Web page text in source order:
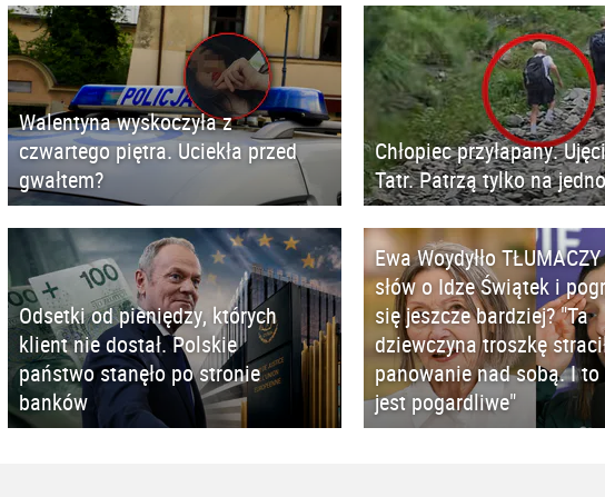
Walentyna wyskoczyła z
czwartego piętra. Uciekła przed
gwałtem?
Chłopiec przyłapany.
Tatr. Patrzą tylko na jedno
Odsetki od pieniędzy, których
klient nie dostał. Polskie
państwo stanęło po stronie
banków
Ewa Woydyłło
słów o Idze Świątek i
się jeszcze bardziej? "Ta
dziewczyna troszkę
panowanie nad sobą. I
jest pogardliwe"